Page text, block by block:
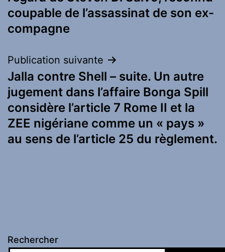
coupable de l’assassinat de son ex-
compagne
Publication suivante
Jalla contre Shell – suite. Un autre
jugement dans l’affaire Bonga Spill
considère l’article 7 Rome II et la
ZEE nigériane comme un « pays »
au sens de l’article 25 du règlement.
Rechercher